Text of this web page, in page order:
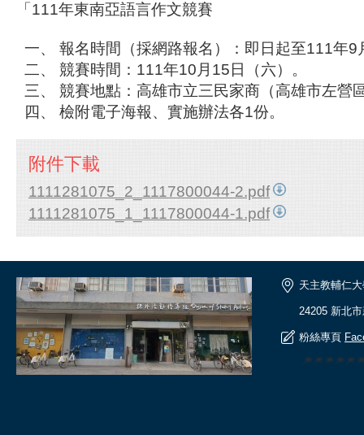
「111年東南亞語言作文競賽
一、 報名時間（採網路報名）：即日起至111年
二、 競賽時間：111年10月15日（六）。
三、 競賽地點：高雄市立三民家商（高雄市左營
四、 檢附電子海報、實施辦法各1份。
附件下載
1111281075_2_1117800044-2.pdf
1111281075_1_1117800044-1.pdf
天主教輔仁
24205 新北
粉絲專頁